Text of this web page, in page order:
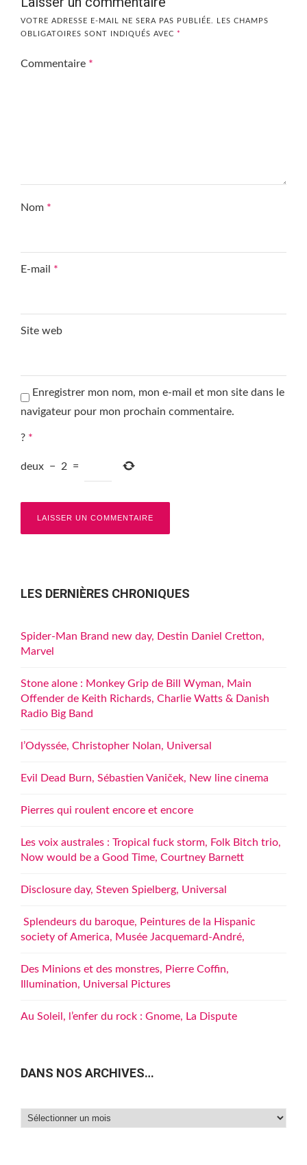
VOTRE ADRESSE E-MAIL NE SERA PAS PUBLIÉE.
LES CHAMPS
OBLIGATOIRES SONT INDIQUÉS AVEC *
Commentaire *
Nom *
E-mail *
Site web
Enregistrer mon nom, mon e-mail et mon site dans le
navigateur pour mon prochain commentaire.
? *
deux − 2 =
LES DERNIÈRES CHRONIQUES
Spider-Man Brand new day, Destin Daniel Cretton,
Marvel
Stone alone : Monkey Grip de Bill Wyman, Main
Offender de Keith Richards, Charlie Watts & Danish
Radio Big Band
l’Odyssée, Christopher Nolan, Universal
Evil Dead Burn, Sébastien Vaniček, New line cinema
Pierres qui roulent encore et encore
Les voix australes : Tropical fuck storm, Folk Bitch trio,
Now would be a Good Time, Courtney Barnett
Disclosure day, Steven Spielberg, Universal
Splendeurs du baroque, Peintures de la Hispanic
society of America, Musée Jacquemard-André,
Des Minions et des monstres, Pierre Coffin,
Illumination, Universal Pictures
Au Soleil, l’enfer du rock : Gnome, La Dispute
DANS NOS ARCHIVES…
Dans